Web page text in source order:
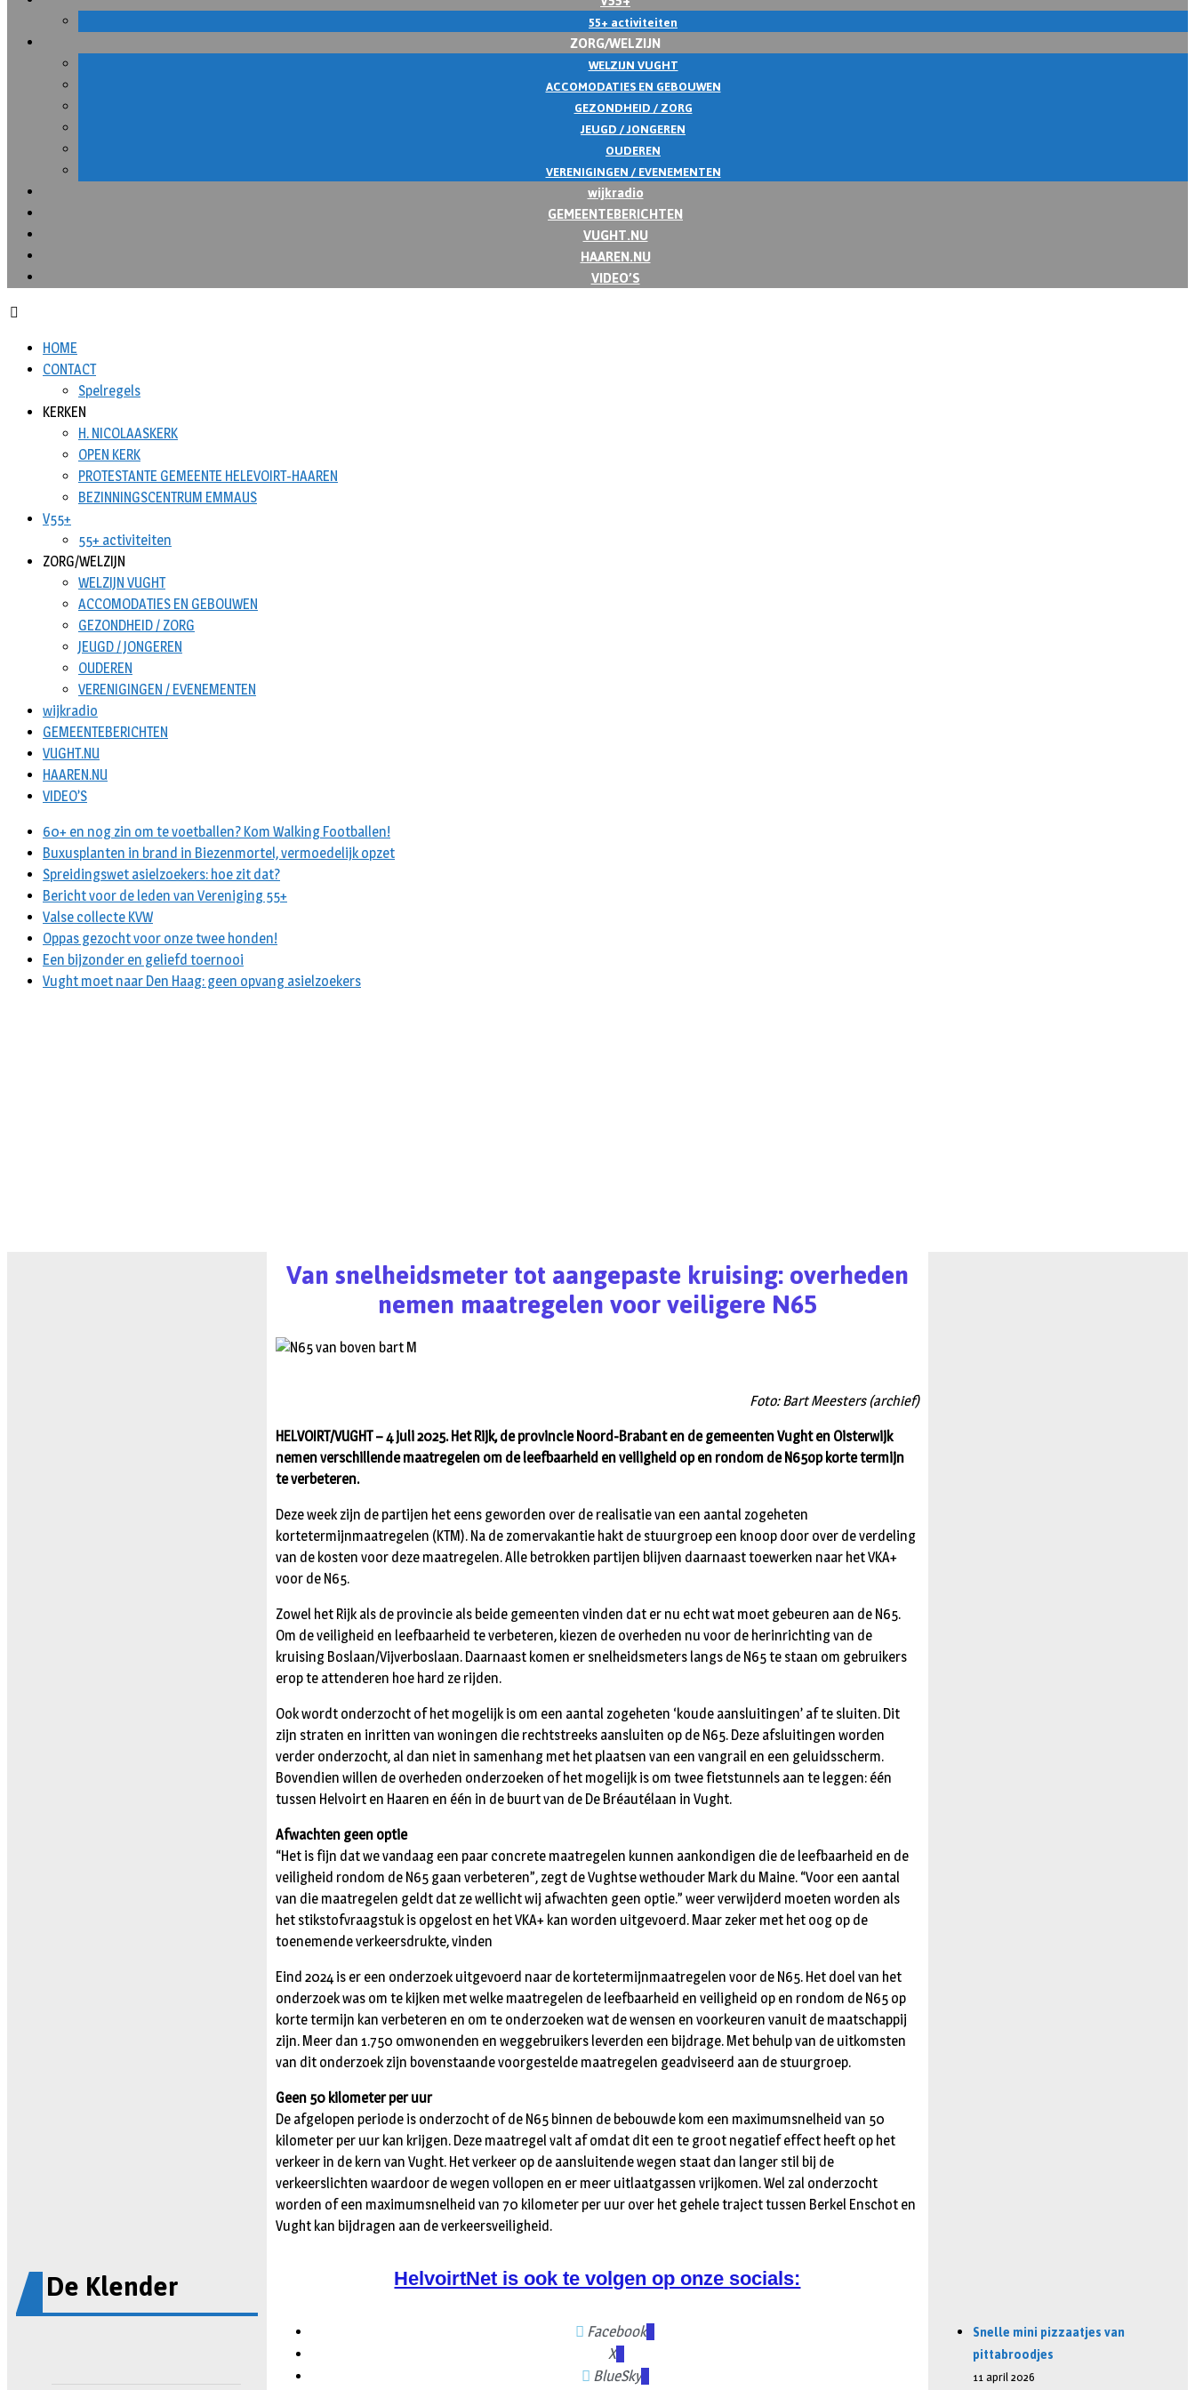
55+ activiteiten
ZORG/WELZIJN
WELZIJN VUGHT
ACCOMODATIES EN GEBOUWEN
GEZONDHEID / ZORG
JEUGD / JONGEREN
OUDEREN
VERENIGINGEN / EVENEMENTEN
wijkradio
GEMEENTEBERICHTEN
VUGHT.NU
HAAREN.NU
VIDEO’S
HOME
CONTACT
Spelregels
KERKEN
H. NICOLAASKERK
OPEN KERK
PROTESTANTE GEMEENTE HELEVOIRT-HAAREN
BEZINNINGSCENTRUM EMMAUS
V55+
55+ activiteiten
ZORG/WELZIJN
WELZIJN VUGHT
ACCOMODATIES EN GEBOUWEN
GEZONDHEID / ZORG
JEUGD / JONGEREN
OUDEREN
VERENIGINGEN / EVENEMENTEN
wijkradio
GEMEENTEBERICHTEN
VUGHT.NU
HAAREN.NU
VIDEO’S
60+ en nog zin om te voetballen? Kom Walking Footballen!
Buxusplanten in brand in Biezenmortel, vermoedelijk opzet
Spreidingswet asielzoekers: hoe zit dat?
Bericht voor de leden van Vereniging 55+
Valse collecte KVW
Oppas gezocht voor onze twee honden!
Een bijzonder en geliefd toernooi
Vught moet naar Den Haag: geen opvang asielzoekers
De Klender
Van snelheidsmeter tot aangepaste kruising: overheden
nemen maatregelen voor veiligere N65
Foto: Bart Meesters (archief)
HELVOIRT/VUGHT – 4 juli 2025. Het Rijk, de provincie Noord-Brabant en de gemeenten Vught en Oisterwijk
nemen verschillende maatregelen om de leefbaarheid en veiligheid op en rondom de N65op korte termijn
te verbeteren.
Deze week zijn de partijen het eens geworden over de realisatie van een aantal zogeheten
kortetermijnmaatregelen (KTM). Na de zomervakantie hakt de stuurgroep een knoop door over de verdeling
van de kosten voor deze maatregelen. Alle betrokken partijen blijven daarnaast toewerken naar het VKA+
voor de N65.
Zowel het Rijk als de provincie als beide gemeenten vinden dat er nu echt wat moet gebeuren aan de N65.
Om de veiligheid en leefbaarheid te verbeteren, kiezen de overheden nu voor de herinrichting van de
kruising Boslaan/Vijverboslaan. Daarnaast komen er snelheidsmeters langs de N65 te staan om gebruikers
erop te attenderen hoe hard ze rijden.
Ook wordt onderzocht of het mogelijk is om een aantal zogeheten ‘koude aansluitingen’ af te sluiten. Dit
zijn straten en inritten van woningen die rechtstreeks aansluiten op de N65. Deze afsluitingen worden
verder onderzocht, al dan niet in samenhang met het plaatsen van een vangrail en een geluidsscherm.
Bovendien willen de overheden onderzoeken of het mogelijk is om twee fietstunnels aan te leggen: één
tussen Helvoirt en Haaren en één in de buurt van de De Bréautélaan in Vught.
Afwachten geen optie
“Het is fijn dat we vandaag een paar concrete maatregelen kunnen aankondigen die de leefbaarheid en de
veiligheid rondom de N65 gaan verbeteren”, zegt de Vughtse wethouder Mark du Maine. “Voor een aantal
van die maatregelen geldt dat ze wellicht wij afwachten geen optie.” weer verwijderd moeten worden als
het stikstofvraagstuk is opgelost en het VKA+ kan worden uitgevoerd. Maar zeker met het oog op de
toenemende verkeersdrukte, vinden
Eind 2024 is er een onderzoek uitgevoerd naar de kortetermijnmaatregelen voor de N65. Het doel van het
onderzoek was om te kijken met welke maatregelen de leefbaarheid en veiligheid op en rondom de N65 op
korte termijn kan verbeteren en om te onderzoeken wat de wensen en voorkeuren vanuit de maatschappij
zijn. Meer dan 1.750 omwonenden en weggebruikers leverden een bijdrage. Met behulp van de uitkomsten
van dit onderzoek zijn bovenstaande voorgestelde maatregelen geadviseerd aan de stuurgroep.
Geen 50 kilometer per uur
De afgelopen periode is onderzocht of de N65 binnen de bebouwde kom een maximumsnelheid van 50
kilometer per uur kan krijgen. Deze maatregel valt af omdat dit een te groot negatief effect heeft op het
verkeer in de kern van Vught. Het verkeer op de aansluitende wegen staat dan langer stil bij de
verkeerslichten waardoor de wegen vollopen en er meer uitlaatgassen vrijkomen. Wel zal onderzocht
worden of een maximumsnelheid van 70 kilometer per uur over het gehele traject tussen Berkel Enschot en
Vught kan bijdragen aan de verkeersveiligheid.
HelvoirtNet is ook te volgen op onze socials:
Facebook
X
BlueSky
Snelle mini pizzaatjes van
pittabroodjes
11 april 2026